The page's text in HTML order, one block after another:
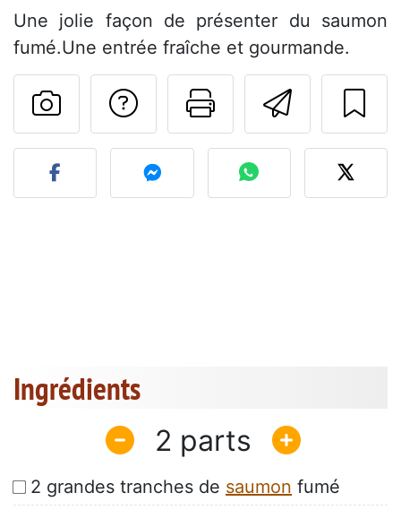
Une jolie façon de présenter du saumon
fumé.Une entrée fraîche et gourmande.
Imprimer
Poser une
Publier votre photo de
Ingrédients
2
2 grandes tranches de saumon fumé